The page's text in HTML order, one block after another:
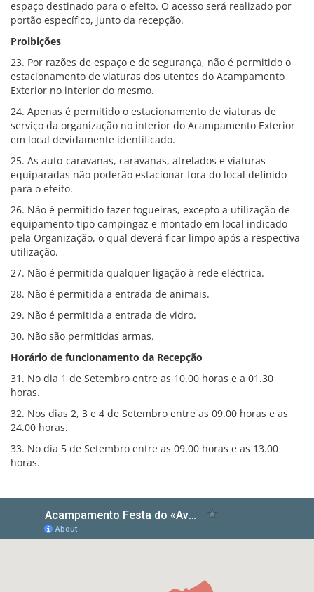
espaço destinado para o efeito. O acesso será realizado por
portão específico, junto da recepção.
Proibições
23. Por razões de espaço e de segurança, não é permitido o
estacionamento de viaturas dos utentes do Acampamento
Exterior no interior do mesmo.
24. Apenas é permitido o estacionamento de viaturas de
serviço da organização no interior do Acampamento Exterior
em local devidamente identificado.
25. As auto-caravanas, caravanas, atrelados e viaturas
equiparadas não poderão estacionar fora do local definido
para o efeito.
26. Não é permitido fazer fogueiras, excepto a utilização de
equipamento tipo campingaz e montado em local indicado
pela Organização, o qual deverá ficar limpo após a respectiva
utilização.
27. Não é permitida qualquer ligação à rede eléctrica.
28. Não é permitida a entrada de animais.
29. Não é permitida a entrada de vidro.
30. Não são permitidas armas.
Horário de funcionamento da Recepção
31. No dia 1 de Setembro entre as 10.00 horas e a 01.30
horas.
32. Nos dias 2, 3 e 4 de Setembro entre as 09.00 horas e as
24.00 horas.
33. No dia 5 de Setembro entre as 09.00 horas e as 13.00
horas.